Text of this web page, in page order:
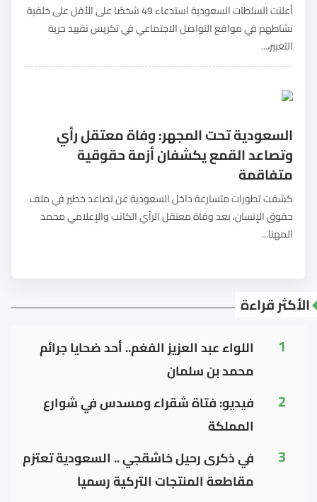
أعلنت السلطات السعودية استدعاء 49 شخصًا على الأقل على خلفية
نشاطهم في مواقع التواصل الاجتماعي في تكريس تقييد حرية
التعبير،...
السعودية تحت المجهر: وفاة معتقل رأي
وتصاعد القمع يكشفان أزمة حقوقية
متفاقمة
كشفت تطورات متسارعة داخل السعودية عن تصاعد خطير في ملف
حقوق الإنسان، بعد وفاة معتقل الرأي الكاتب والإعلامي محمد
المهنا...
الأكثر قراءة
1
اللواء عبد العزيز الفغم.. أحد ضحايا جرائم
محمد بن سلمان
2
فيديو: فتاة شقراء ومسدس في شوارع
المملكة
3
في ذكرى رحيل خاشقجي .. السعودية تعتزم
مقاطعة المنتجات التركية رسميا